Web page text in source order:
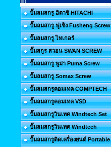
ปั๊มลมสกรู ฮิตาชิ HITACHI
ปั๊มลมสกรู ฟูเช็ง Fusheng Screw
ปั๊มลมสกรู ไทเกอร์
ปั๊มสกูร สวอน SWAN SCREW
ปั๊มลมสกรู พูม่า Puma Screw
ปั๊มลมสกรู Somax Screw
ปั๊มลมสกรูคอมเทค COMPTECH
ปั๊มลมสกรูคอมเทค VSD
ปั๊มลมสกรูวินเทค Windtech Set
ปั๊มลมสกรูวินเทค Windtech
ปั๊มลมสกรูติดเครื่องยนต์ Portable